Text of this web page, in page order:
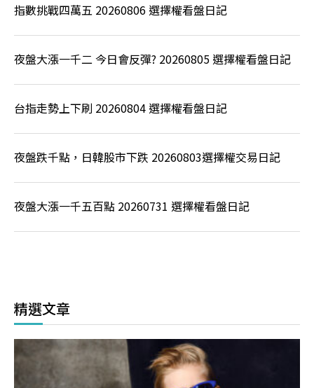
指數挑戰四萬五 20260806 選擇權看盤日記
夜盤大漲一千二 今日會反彈? 20260805 選擇權看盤日記
台指走勢上下刷 20260804 選擇權看盤日記
夜盤跌千點，日韓股市下跌 20260803選擇權交易日記
夜盤大漲一千五百點 20260731 選擇權看盤日記
精選文章